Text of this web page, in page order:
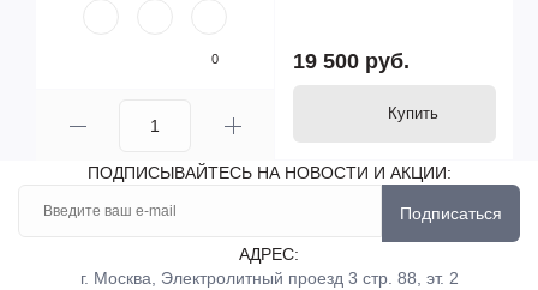
0 19 500 руб.
Купить
ПОДПИСЫВАЙТЕСЬ НА НОВОСТИ И АКЦИИ:
Подписаться
АДРЕС:
г. Москва, Электролитный проезд 3 стр. 88, эт. 2